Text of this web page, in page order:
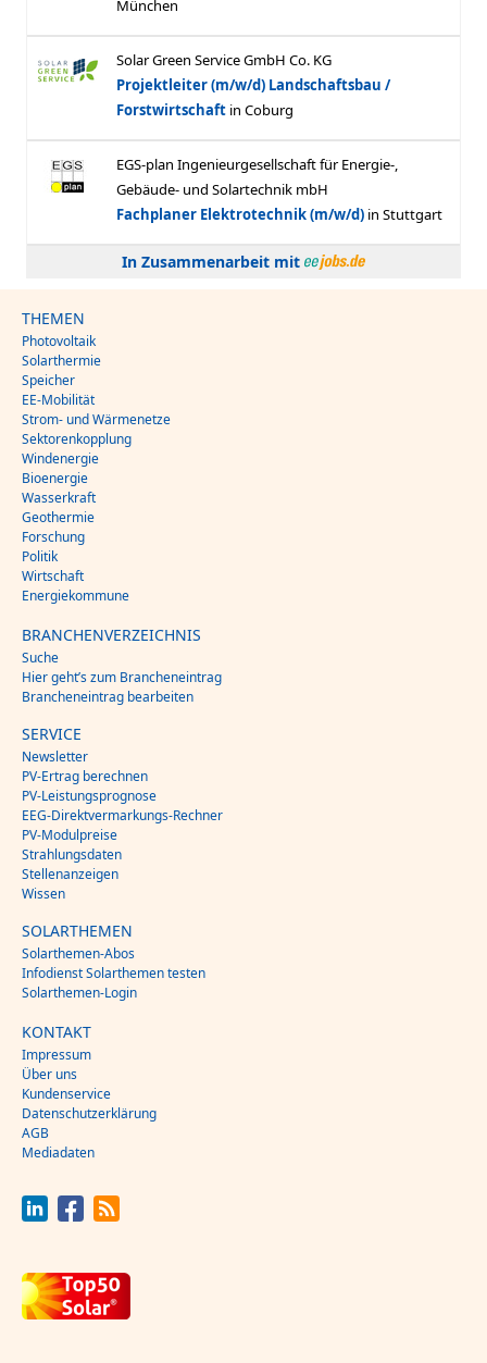
In Zusammenarbeit mit
THEMEN
Photovoltaik
Solarthermie
Speicher
EE-Mobilität
Strom- und Wärmenetze
Sektorenkopplung
Windenergie
Bioenergie
Wasserkraft
Geothermie
Forschung
Politik
Wirtschaft
Energiekommune
BRANCHENVERZEICHNIS
Suche
Hier geht’s zum Brancheneintrag
Brancheneintrag bearbeiten
SERVICE
Newsletter
PV-Ertrag berechnen
PV-Leistungsprognose
EEG-Direktvermarkungs-Rechner
PV-Modulpreise
Strahlungsdaten
Stellenanzeigen
Wissen
SOLARTHEMEN
Solarthemen-Abos
Infodienst Solarthemen testen
Solarthemen-Login
KONTAKT
Impressum
Über uns
Kundenservice
Datenschutzerklärung
AGB
Mediadaten